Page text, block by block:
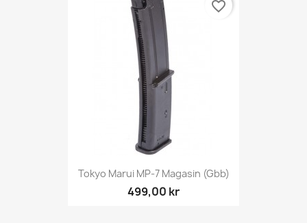
Tokyo Marui MP-7 Magasin (gbb)
499,00 kr
favorite_border